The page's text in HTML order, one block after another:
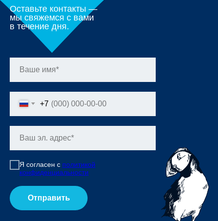
Оставьте контакты —
мы свяжемся с вами
в течение дня.
+7
Я согласен с политикой
конфиденциальности
Отправить